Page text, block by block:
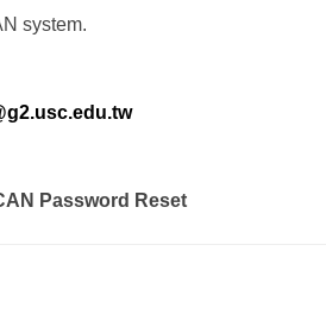
system.
Password Reset